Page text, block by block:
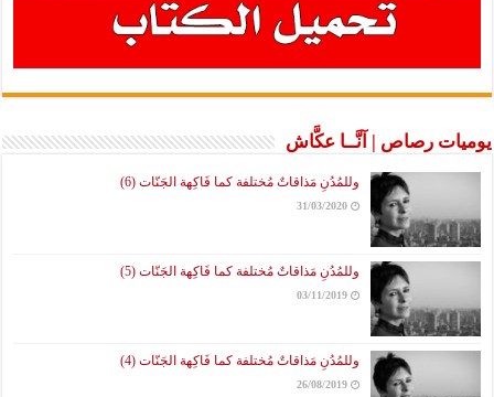
يوميات رصاص | آنَّــا عكَّاش
وللمُدُنِ مَذاقاتٌ مُختلفة كما فَاكِهة الجَنّات (6)
31/03/2020
وللمُدُنِ مَذاقاتٌ مُختلفة كما فَاكِهة الجَنّات (5)
03/11/2019
وللمُدُنِ مَذاقاتٌ مُختلفة كما فَاكِهة الجَنّات (4)
26/08/2019